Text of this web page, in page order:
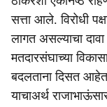
सत्ता आले. विरोधी
लागत असल्याचा
मतदारसंघाच्या
बदलताना दिसत
याचाअर्थ